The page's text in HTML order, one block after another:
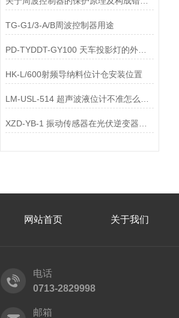
TG-G1/3-A/B周波控制器用途
PD-TYDDT-GY100 天车投影灯的外壳不仅要保护内部光学和电气配件
HK-L/600射频导纳料位计仓安装位置
网站首页 关于我们
电话
0713-2829998
邮箱